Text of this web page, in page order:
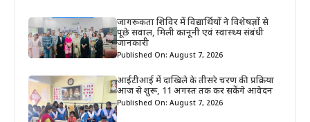
जागरूकता शिविर में विद्यार्थियों ने विशेषज्ञों से
पूछे सवाल, मिली कानूनी एवं स्वास्थ्य संबंधी
जानकारी
Published On: August 7, 2026
आईटीआई में दाखिले के तीसरे चरण की प्रक्रिया
आज से शुरू, 11 अगस्त तक कर सकेंगे आवेदन
Published On: August 7, 2026